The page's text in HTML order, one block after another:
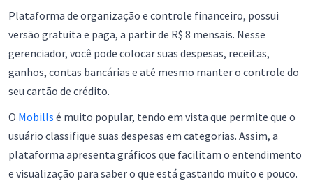
Plataforma de organização e controle financeiro, possui
versão gratuita e paga, a partir de R$ 8 mensais. Nesse
gerenciador, você pode colocar suas despesas, receitas,
ganhos, contas bancárias e até mesmo manter o controle do
seu cartão de crédito.
O Mobills é muito popular, tendo em vista que permite que o
usuário classifique suas despesas em categorias. Assim, a
plataforma apresenta gráficos que facilitam o entendimento
e visualização para saber o que está gastando muito e pouco.